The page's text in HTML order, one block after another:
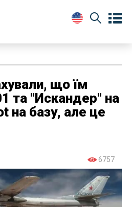
що їм
та "Искандер" на
на базу, але це
6757